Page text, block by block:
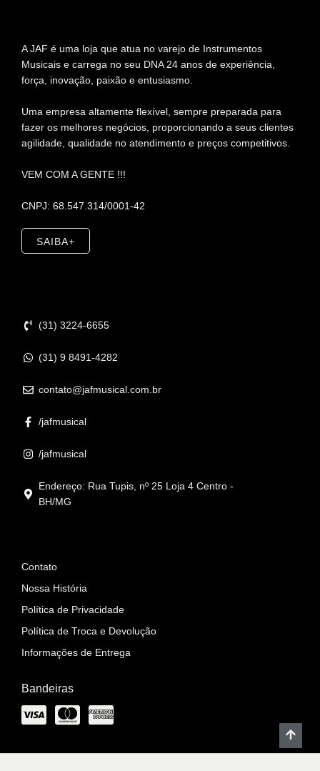
A JAF é uma loja que atua no varejo de Instrumentos
Musicais e carrega no seu DNA 24 anos de experiência,
força, inovação, paixão e entusiasmo.
Uma empresa altamente flexível, sempre preparada para
fazer os melhores negócios, proporcionando a seus clientes
agilidade, qualidade no atendimento e preços competitivos.
VEM COM A GENTE !!!
CNPJ: 68.547.314/0001-42
SAIBA+
(31) 3224-6655
(31) 9 8491-4282
contato@jafmusical.com.br
/jafmusical
/jafmusical
Endereço: Rua Tupis, nº 25 Loja 4 Centro -
BH/MG
Contato
Nossa História
Política de Privacidade
Política de Troca e Devolução
Informações de Entrega
Bandeiras